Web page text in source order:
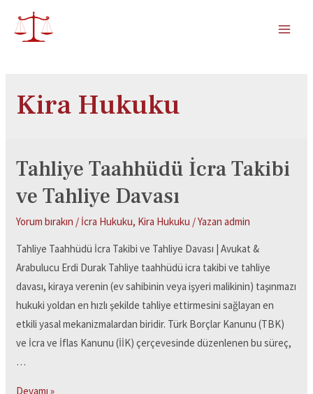
Kira Hukuku
Tahliye Taahhüdü İcra Takibi
ve Tahliye Davası
Yorum bırakın / İcra Hukuku, Kira Hukuku / Yazan admin
Tahliye Taahhüdü İcra Takibi ve Tahliye Davası | Avukat &
Arabulucu Erdi Durak Tahliye taahhüdü icra takibi ve tahliye
davası, kiraya verenin (ev sahibinin veya işyeri malikinin) taşınmazı
hukuki yoldan en hızlı şekilde tahliye ettirmesini sağlayan en
etkili yasal mekanizmalardan biridir. Türk Borçlar Kanunu (TBK)
ve İcra ve İflas Kanunu (İİK) çerçevesinde düzenlenen bu süreç,
…
Devamı »